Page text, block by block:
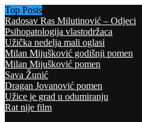
Top Posts
Radosav Ras Milutinović – Odjeci
Psihopatologija vlastodržaca
Užička nedelja mali oglasi
Milan Mijušković godišnji pomen
Milan Mijušković pomen
Sava Žunić
Dragan Jovanović pomen
Užice je grad u odumiranju
Rat nije film